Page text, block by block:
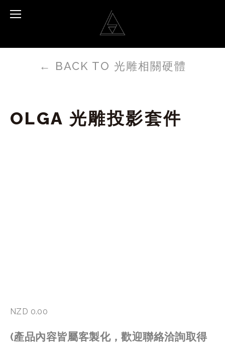
← BACK TO 光雕相關硬體
OLGA 光雕投影套件
NZD 0.00
(產品內容皆屬客製化，歡迎聯絡洽詢取得